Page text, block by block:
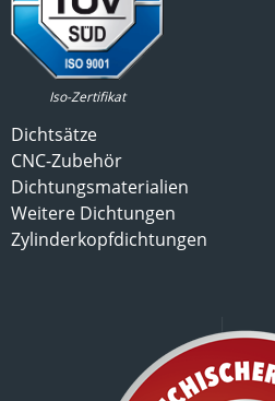
Iso-Zertifikat
Dichtsätze
CNC-Zubehör
Dichtungsmaterialien
Weitere Dichtungen
Zylinderkopfdichtungen